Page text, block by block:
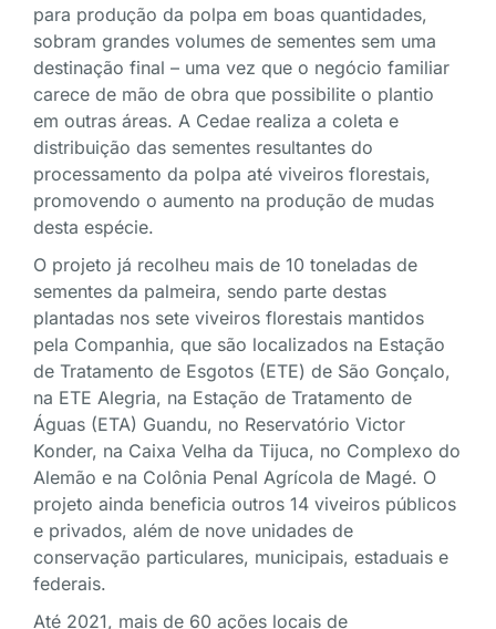
para produção da polpa em boas quantidades,
sobram grandes volumes de sementes sem uma
destinação final – uma vez que o negócio familiar
carece de mão de obra que possibilite o plantio
em outras áreas. A Cedae realiza a coleta e
distribuição das sementes resultantes do
processamento da polpa até viveiros florestais,
promovendo o aumento na produção de mudas
desta espécie.
O projeto já recolheu mais de 10 toneladas de
sementes da palmeira, sendo parte destas
plantadas nos sete viveiros florestais mantidos
pela Companhia, que são localizados na Estação
de Tratamento de Esgotos (ETE) de São Gonçalo,
na ETE Alegria, na Estação de Tratamento de
Águas (ETA) Guandu, no Reservatório Victor
Konder, na Caixa Velha da Tijuca, no Complexo do
Alemão e na Colônia Penal Agrícola de Magé. O
projeto ainda beneficia outros 14 viveiros públicos
e privados, além de nove unidades de
conservação particulares, municipais, estaduais e
federais.
Até 2021, mais de 60 ações locais de